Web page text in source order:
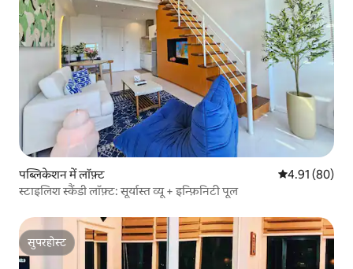
पब्लिकेशन में लॉफ़्ट औसत रेटिंग 5 में
4.91 (80)
स्टाइलिश स्कैंडी लॉफ़्ट: सूर्यास्त व्यू + इन्फ़िनिटी पूल
सुपरहोस्ट
सुपरहोस्ट